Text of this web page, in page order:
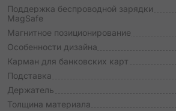
Поддержка беспроводной зарядки
MagSafe
Магнитное позиционирование
Особенности дизайна
Карман для банковских карт
Подставка
Держатель
Толщина материала